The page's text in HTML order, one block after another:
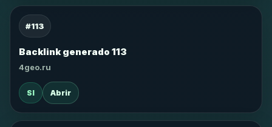
#113
Backlink generado 113
4geo.ru
SI Abrir